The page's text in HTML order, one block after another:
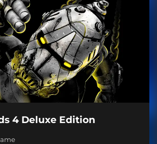
4 Deluxe Edition